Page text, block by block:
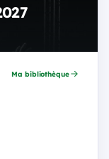
Ma bibliothèque